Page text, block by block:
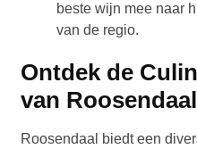
beste wijn mee naar
van de regio.
Ontdek de
van Roosendaal
Roosendaal biedt een